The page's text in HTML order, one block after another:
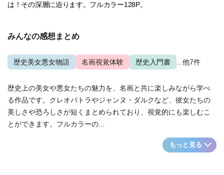
は！その深層に迫ります。フルカラー128P。
みんなの感想まとめ
歴史美女悪女物語 名画視覚体験 歴史入門書 ...他7件
歴史上の美女や悪女たちの魅力を、名画と共に楽しみながら学べ
る作品です。クレオパトラやジャンヌ・ダルクなど、彼女たちの
美しさや恐ろしさが短くまとめられており、視覚的にも楽しむこ
とができます。フルカラーの...
もっと見る